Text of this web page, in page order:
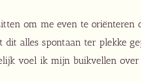
om me even te
alles spontaan ter plekke
voel ik mijn buikvellen